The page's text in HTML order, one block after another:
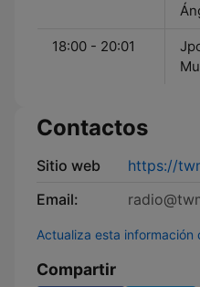
18:00 - 20:01
Contactos
Sitio web
https://
Email:
Actualiza esta información
Compartir